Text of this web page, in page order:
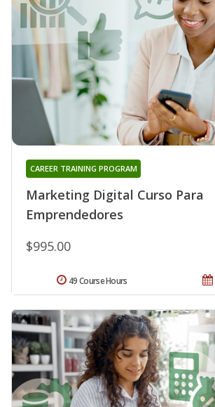
Marketing Digital Curso Para
Emprendedores
CAREER TRAINING PROGRAM
$995.00
49 Course Hours